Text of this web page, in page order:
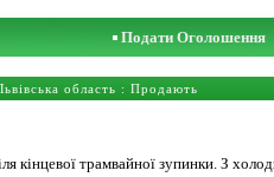
Подати Оголошення
область : Продають
кінцевої трамвайної зупинки. З